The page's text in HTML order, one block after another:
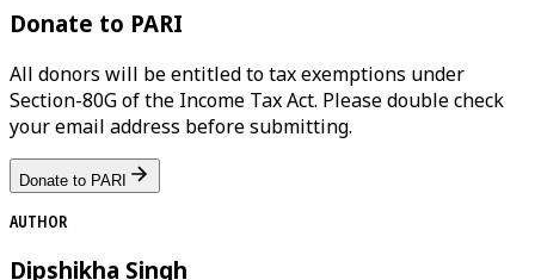
Donate to PARI
All donors will be entitled to tax exemptions under
Section-80G of the Income Tax Act. Please double check
your email address before submitting.
Donate to PARI
AUTHOR
Dipshikha Singh